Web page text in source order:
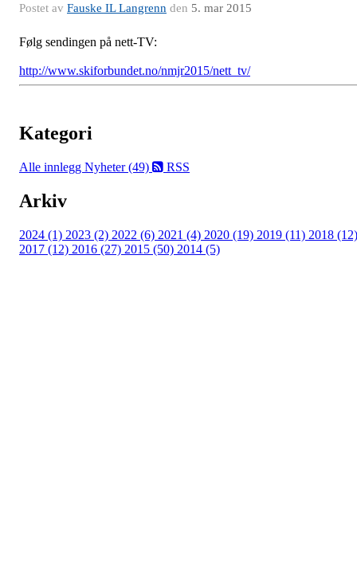
Postet av Fauske IL Langrenn den 5. mar 2015
Følg sendingen på nett-TV:
http://www.skiforbundet.no/nmjr2015/nett_tv/
Kategori
Alle innlegg Nyheter (49) RSS
Arkiv
2024 (1) 2023 (2) 2022 (6) 2021 (4) 2020 (19) 2019 (11) 2018 (12)
2017 (12) 2016 (27) 2015 (50) 2014 (5)